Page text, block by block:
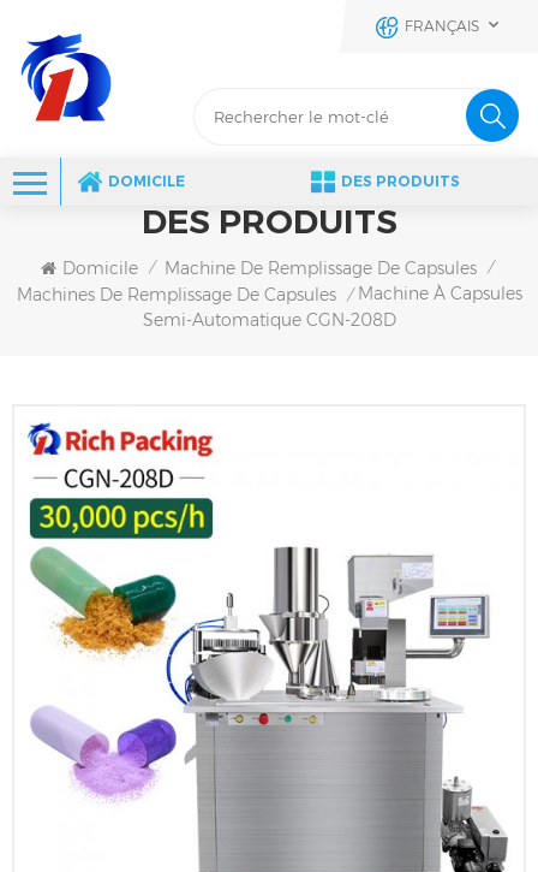
FRANÇAIS
DOMICILE DES PRODUITS
DES PRODUITS
Domicile / Machine De Remplissage De Capsules /
Machines De Remplissage De Capsules / Machine À Capsules
Semi-Automatique CGN-208D